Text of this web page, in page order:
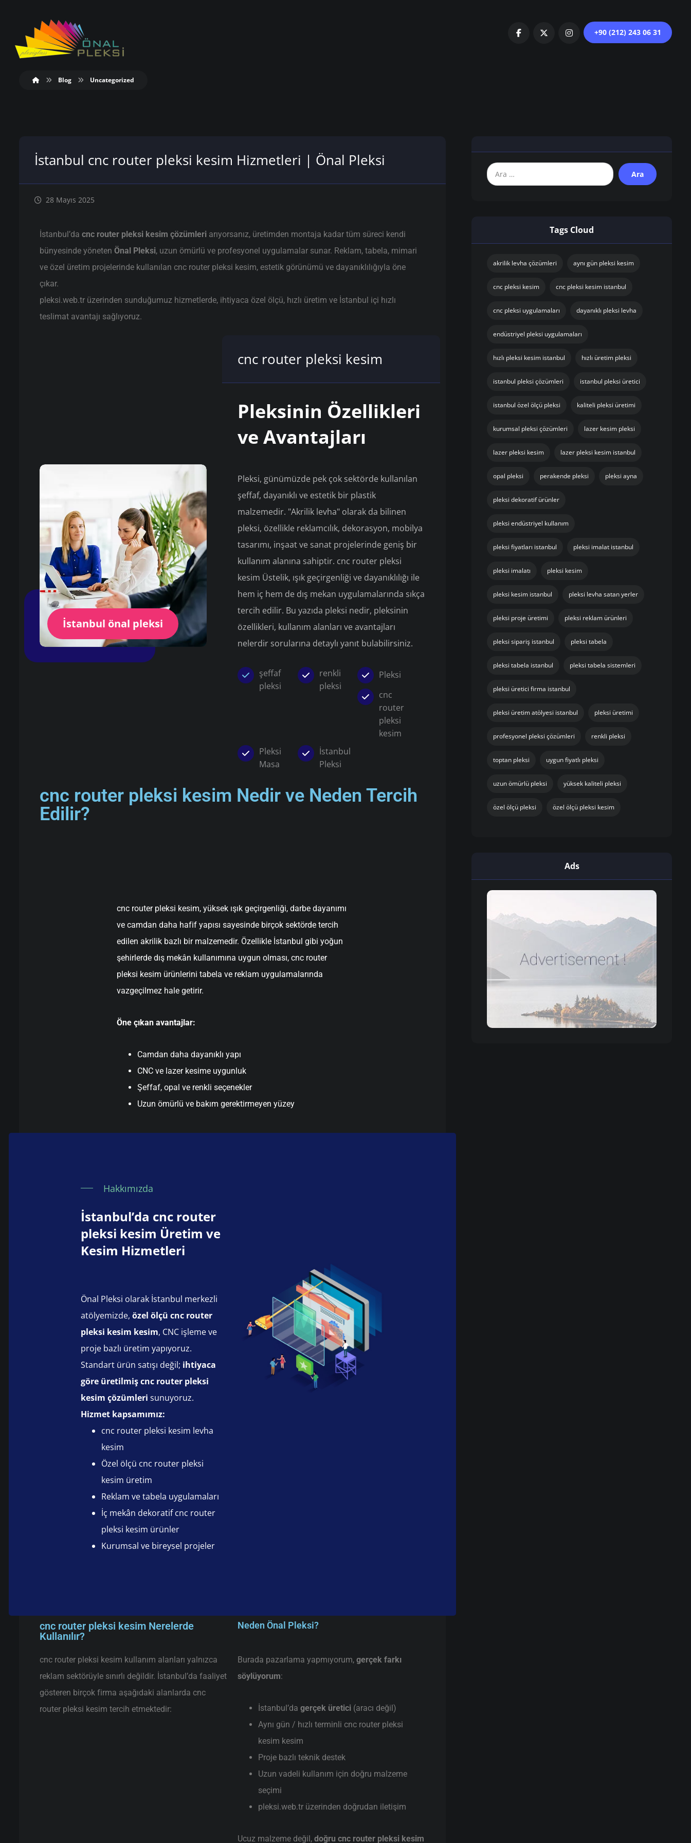
+90 (212) 243 06 31
Blog Uncategorized
İstanbul cnc router pleksi kesim Hizmetleri | Önal Pleksi
28 Mayıs 2025
İstanbul’da cnc router pleksi kesim çözümleri arıyorsanız, üretimden montaja kadar tüm süreci kendi
bünyesinde yöneten Önal Pleksi, uzun ömürlü ve profesyonel uygulamalar sunar. Reklam, tabela, mimari
ve özel üretim projelerinde kullanılan cnc router pleksi kesim, estetik görünümü ve dayanıklılığıyla öne
çıkar.
pleksi.web.tr üzerinden sunduğumuz hizmetlerde, ihtiyaca özel ölçü, hızlı üretim ve İstanbul içi hızlı
teslimat avantajı sağlıyoruz.
İstanbul önal pleksi
cnc router pleksi kesim
Pleksinin Özellikleri
ve Avantajları
Pleksi, günümüzde pek çok sektörde kullanılan
şeffaf, dayanıklı ve estetik bir plastik
malzemedir. "Akrilik levha" olarak da bilinen
pleksi, özellikle reklamcılık, dekorasyon, mobilya
tasarımı, inşaat ve sanat projelerinde geniş bir
kullanım alanına sahiptir. cnc router pleksi
kesim Üstelik, ışık geçirgenliği ve dayanıklılığı ile
hem iç hem de dış mekan uygulamalarında sıkça
tercih edilir. Bu yazıda pleksi nedir, pleksinin
özellikleri, kullanım alanları ve avantajları
nelerdir sorularına detaylı yanıt bulabilirsiniz.
şeffaf
pleksi
renkli
pleksi
Pleksi
cnc
router
pleksi
kesim
Pleksi
Masa
İstanbul
Pleksi
cnc router pleksi kesim Nedir ve Neden Tercih
Edilir?
cnc router pleksi kesim, yüksek ışık geçirgenliği, darbe dayanımı
ve camdan daha hafif yapısı sayesinde birçok sektörde tercih
edilen akrilik bazlı bir malzemedir. Özellikle İstanbul gibi yoğun
şehirlerde dış mekân kullanımına uygun olması, cnc router
pleksi kesim ürünlerini tabela ve reklam uygulamalarında
vazgeçilmez hale getirir.
Öne çıkan avantajlar:
Camdan daha dayanıklı yapı
CNC ve lazer kesime uygunluk
Şeffaf, opal ve renkli seçenekler
Uzun ömürlü ve bakım gerektirmeyen yüzey
Hakkımızda
İstanbul’da cnc router
pleksi kesim Üretim ve
Kesim Hizmetleri
Önal Pleksi olarak İstanbul merkezli
atölyemizde, özel ölçü cnc router
pleksi kesim kesim, CNC işleme ve
proje bazlı üretim yapıyoruz.
Standart ürün satışı değil; ihtiyaca
göre üretilmiş cnc router pleksi
kesim çözümleri sunuyoruz.
Hizmet kapsamımız:
cnc router pleksi kesim levha
kesim
Özel ölçü cnc router pleksi
kesim üretim
Reklam ve tabela uygulamaları
İç mekân dekoratif cnc router
pleksi kesim ürünler
Kurumsal ve bireysel projeler
cnc router pleksi kesim Nerelerde
Kullanılır?
Neden Önal Pleksi?
cnc router pleksi kesim kullanım alanları yalnızca
reklam sektörüyle sınırlı değildir. İstanbul’da faaliyet
gösteren birçok firma aşağıdaki alanlarda cnc
router pleksi kesim tercih etmektedir:
Burada pazarlama yapmıyorum, gerçek farkı
söylüyorum:
İstanbul’da gerçek üretici(aracı değil)
Aynı gün / hızlı terminli cnc router pleksi
kesim kesim
Proje bazlı teknik destek
Uzun vadeli kullanım için doğru malzeme
seçimi
pleksi.web.tr üzerinden doğrudan iletişim
Ucuz malzeme değil, doğru cnc router pleksi kesim
Tags Cloud
akrilik levha çözümleri aynı gün pleksi kesim
cnc pleksi kesim cnc pleksi kesim istanbul
cnc pleksi uygulamaları dayanıklı pleksi levha
endüstriyel pleksi uygulamaları
hızlı pleksi kesim istanbul hızlı üretim pleksi
istanbul pleksi çözümleri istanbul pleksi üretici
istanbul özel ölçü pleksi kaliteli pleksi üretimi
kurumsal pleksi çözümleri lazer kesim pleksi
lazer pleksi kesim lazer pleksi kesim istanbul
opal pleksi perakende pleksi pleksi ayna
pleksi dekoratif ürünler
pleksi endüstriyel kullanım
pleksi fiyatları istanbul pleksi imalat istanbul
pleksi imalatı pleksi kesim
pleksi kesim istanbul pleksi levha satan yerler
pleksi proje üretimi pleksi reklam ürünleri
pleksi sipariş istanbul pleksi tabela
pleksi tabela istanbul pleksi tabela sistemleri
pleksi üretici firma istanbul
pleksi üretim atölyesi istanbul pleksi üretimi
profesyonel pleksi çözümleri renkli pleksi
toptan pleksi uygun fiyatlı pleksi
uzun ömürlü pleksi yüksek kaliteli pleksi
özel ölçü pleksi özel ölçü pleksi kesim
Ads